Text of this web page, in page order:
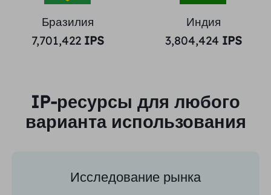
Бразилия
7,701,422 IPS
Индия
3,804,424 IPS
IP-ресурсы для любого
варианта использования
Исследование рынка